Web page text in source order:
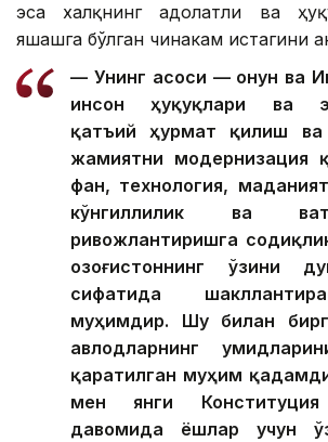
эса халқнинг адолатли ва
яшашга бўлган чинакам истагини
— Унинг асоси — Қонун ва
инсон ҳуқуқлари ва
қатъий ҳурмат қилиш
жамиятни модернизация
фан, технология,
кўнгиллилик ва
ривожлантиришга
Қозоғистоннинг ўзини
сифатида
муҳимдир. Шу билан
авлодларнинг
қаратилган муҳим
мен янги
давомида ёшлар учун